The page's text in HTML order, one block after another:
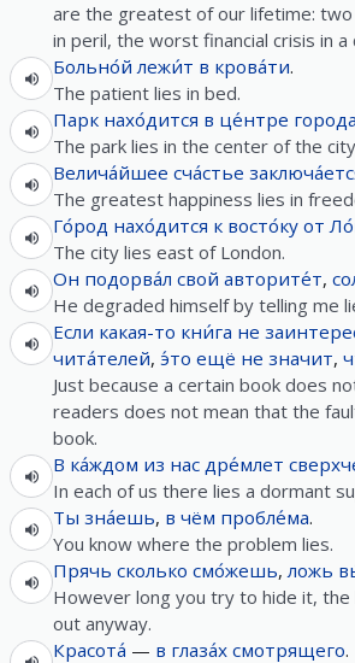
are the greatest of our lifetime:
in peril, the worst financial crisis in a
Больно́й лежи́т в крова́ти.
The patient lies in bed.
Парк нахо́дится в це́нтре города
The park lies in the center of the
Велича́йшее сча́стье
The greatest happiness lies in
Го́род нахо́дится к восто́ку от
The city lies east of London.
Он подорва́л свой авторите́т,
He degraded himself by telling me
Если какая-то кни́га не
чита́телей, э́то ещё не значит,
Just because a certain book does
readers does not mean that the
book.
В ка́ждом из нас дре́млет
In each of us there lies a dormant
Ты зна́ешь, в чём пробле́ма.
You know where the problem lies.
Прячь сколько смо́жешь,ложь
However long you try to hide it, the
out anyway.
Красота́ — в глаза́х смотрящего.